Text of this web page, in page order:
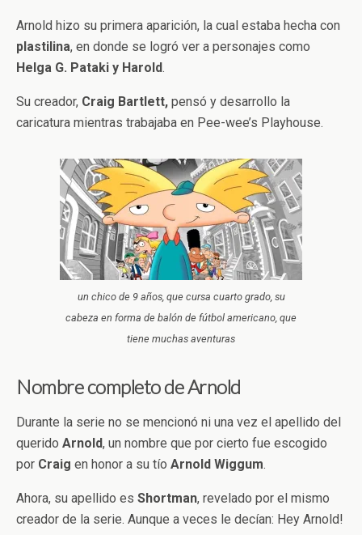
Arnold hizo su primera aparición, la cual estaba hecha con
plastilina, en donde se logró ver a personajes como
Helga G. Pataki y Harold.
Su creador, Craig Bartlett, pensó y desarrollo la
caricatura mientras trabajaba en Pee-wee’s Playhouse.
un chico de 9 años, que cursa cuarto grado, su
cabeza en forma de balón de fútbol americano, que
tiene muchas aventuras
Nombre completo de Arnold
Durante la serie no se mencionó ni una vez el apellido del
querido Arnold, un nombre que por cierto fue escogido
por Craig en honor a su tío Arnold Wiggum.
Ahora, su apellido es Shortman, revelado por el mismo
creador de la serie. Aunque a veces le decían: Hey Arnold!